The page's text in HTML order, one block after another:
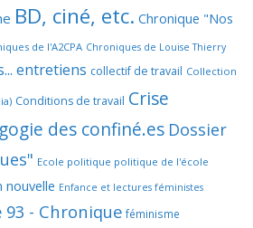
BD, ciné, etc. Chronique "Nos
de l'A2CPA Chroniques de Louise Thierry
entretiens collectif de travail Collection
Conditions de travail Crise
des confiné.es Dossier
Ecole politique politique de l'école
nouvelle Enfance et lectures féministes
93 - Chronique féminisme